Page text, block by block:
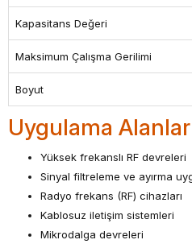
Kapasitans Değeri
Maksimum Çalışma Gerilimi
Boyut
Uygulama
Yüksek frekanslı RF devreleri
Sinyal filtreleme ve ayırma
Radyo frekans (RF) cihazları
Kablosuz iletişim sistemleri
Mikrodalga devreleri